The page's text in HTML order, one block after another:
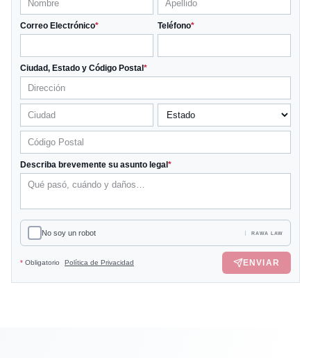
Correo Electrónico* Teléfono*
Ciudad, Estado y Código Postal *
Describa brevemente su asunto legal *
No soy un robot RAWA LAW
* Obligatorio Política de Privacidad ENVIAR